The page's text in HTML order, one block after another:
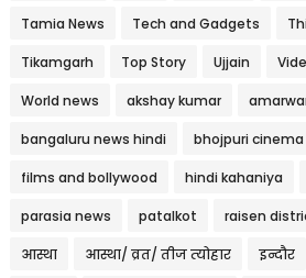
Tamia News Tech and Gadgets
Tikamgarh Top Story Ujjain
World news akshay kumar
bangaluru news hindi bhojpuri cinema
films and bollywood hindi kahaniya
parasia news patalkot raisen
आस्था आस्था/ व्रत/ तीज त्‍योहार इन्दौर